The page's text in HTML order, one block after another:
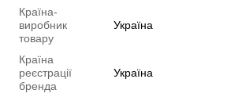
Країна-
виробник
товару
Україна
Країна
реєстрації
бренда
Україна